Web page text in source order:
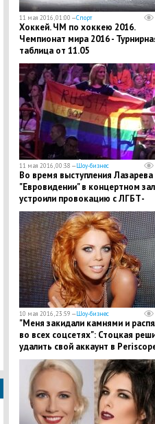
11 мая 2016, 01:00 —Спорт
Хоккей. ЧМ по хоккею 2016.
Чемпионат мира 2016 -
таблица от 11.05
11 мая 2016, 00:38 —Шоу-бизнес
Во время выступления Лазарева
"Евровидении" в концертном
устроили провокацию с ЛГБТ-
флагом
10 мая 2016, 23:59 —Шоу-бизнес
"Меня закидали камнями и
во всех соцсетях": Стоцкая
удалить свой аккаунт в
после скандала на